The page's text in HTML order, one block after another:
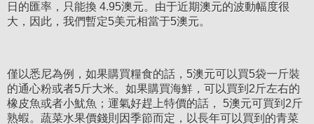
日的匯率，只能換 4.95澳元。由于近期澳元的波動幅度很
大，因此，我們暫定5美元相當于5澳元。
僅以悉尼為例，如果購買糧食的話，5澳元可以買5袋一斤裝
的通心粉或者5斤大米。如果購買海鮮，可以買到2斤左右的
橡皮魚或者小魷魚；運氣好趕上特價的話， 5澳元可買到2斤
熟蝦。蔬菜水果價錢則因季節而定，以長年可以買到的青菜